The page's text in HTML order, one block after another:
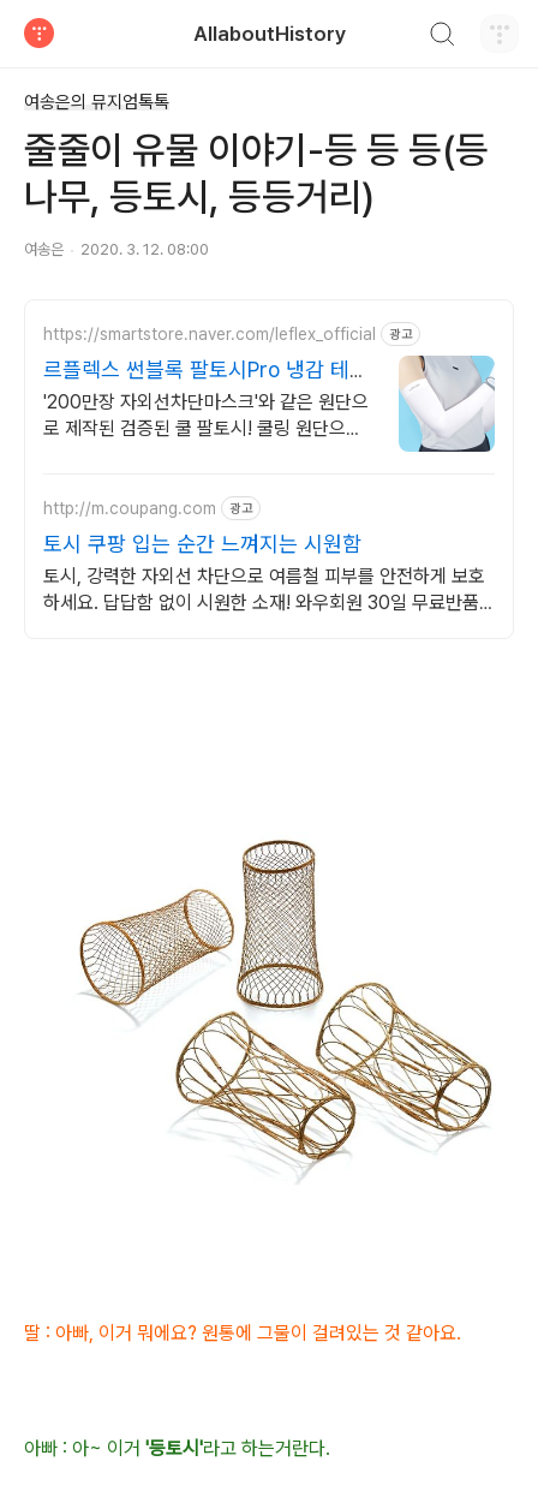
AllaboutHistory
여송은의 뮤지엄톡톡
줄줄이 유물 이야기-등 등 등(등
나무, 등토시, 등등거리)
여송은 2020. 3. 12. 08:00
https://smartstore.naver.com/leflex_official 광고
르플렉스 썬블록 팔토시Pro 냉감 테스
트 완료
'200만장 자외선차단마스크'와 같은 원단으
로 제작된 검증된 쿨 팔토시! 쿨링 원단으로
http://m.coupang.com 광고
토시 쿠팡 입는 순간 느껴지는 시원함
토시, 강력한 자외선 차단으로 여름철 피부를 안전하게 보호
하세요. 답답함 없이 시원한 소재! 와우회원 30일 무료반품
딸 : 아빠, 이거 뭐에요? 원통에 그물이 걸려있는 것 같아요.
아빠 : 아~ 이거 '등토시'라고 하는거란다.